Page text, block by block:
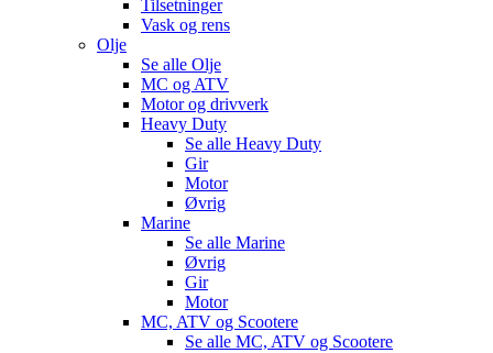
Tilsetninger
Vask og rens
Olje
Se alle Olje
MC og ATV
Motor og drivverk
Heavy Duty
Se alle Heavy Duty
Gir
Motor
Øvrig
Marine
Se alle Marine
Øvrig
Gir
Motor
MC, ATV og Scootere
Se alle MC, ATV og Scootere